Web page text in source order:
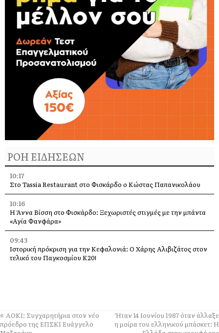
ΡΟΗ ΕΙΔΗΣΕΩΝ
10:17
Στο Tassia Restaurant στο Φισκάρδο ο Κώστας Παπανικολάου
10:16
Η Άννα Βίσση στο Φισκάρδο: Ξεχωριστές στιγμές με την μπάντα
«Αγία Φανφάρα»
09:43
Ιστορική πρόκριση για την Κεφαλονιά: Ο Χάρης Αλιβιζάτος στον
τελικό του Παγκοσμίου Κ20!
09:13
Περιοδεία του Νίκου Καραθανασόπουλου στις πυρόπληκτες
περιοχές του Ελειού – Πρόννων
ΑΟΚΙ: Συγχαρητήρια στον νέο
πρόεδρο της ΕΠΣΚΙ Ευάγγελο
Ήταν 14 Ιουνίου 1987 όταν άλλαξε
η μοίρα του ελληνικού μπάσκετ: Η